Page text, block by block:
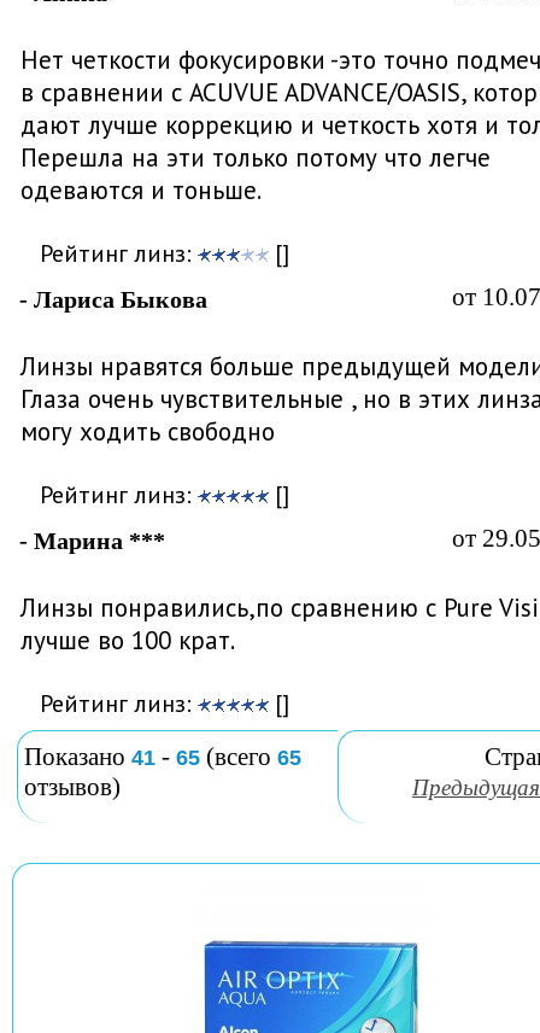
Нет четкости фокусировки -это точно
в сравнении с ACUVUE ADVANCE/OASIS,
дают лучше коррекцию и четкость хотя и
Перешла на эти только потому что легче
одеваются и тоньше.
Рейтинг линз: []
- Лариса Быкова от
Линзы нравятся больше предыдущей
Глаза очень чувствительные , но в этих
могу ходить свободно
Рейтинг линз: []
- Марина *** от
Линзы понравились,по сравнению с Pure
лучше во 100 крат.
Рейтинг линз: []
Показано 41 - 65 (всего 65
отзывов) Предыдущая